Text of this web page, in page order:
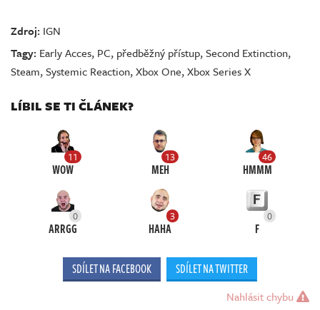
Zdroj: IGN
Tagy: Early Acces, PC, předběžný přístup,Second Extinction,
Steam,Systemic Reaction,Xbox One,Xbox Series X
LÍBIL SE TI ČLÁNEK?
11
WOW
13
MEH
46
HMMM
0
ARRGG
3
HAHA
0
F
SDÍLET NA FACEBOOK SDÍLET NA TWITTER
Nahlásit chybu